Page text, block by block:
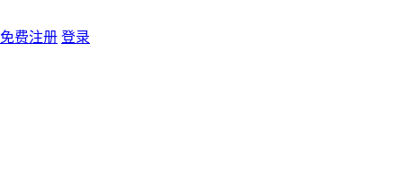
免费注册 登录